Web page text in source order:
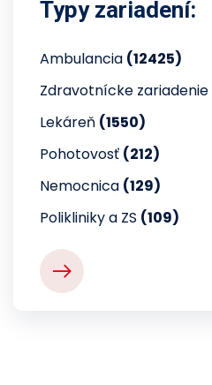
Typy zariadení:
Ambulancia (12425)
Zdravotnícke zariadenie
Lekáreň (1550)
Pohotovosť (212)
Nemocnica (129)
Polikliniky a ZS (109)